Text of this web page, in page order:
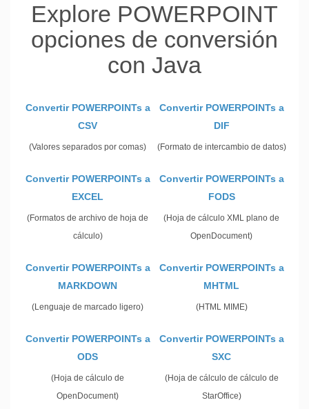
Explore POWERPOINT
opciones de conversión
con Java
Convertir POWERPOINTs a
CSV
(Valores separados por comas)
Convertir POWERPOINTs a
DIF
(Formato de intercambio de datos)
Convertir POWERPOINTs a
EXCEL
(Formatos de archivo de hoja de
cálculo)
Convertir POWERPOINTs a
FODS
(Hoja de cálculo XML plano de
OpenDocument)
Convertir POWERPOINTs a
MARKDOWN
(Lenguaje de marcado ligero)
Convertir POWERPOINTs a
MHTML
(HTML MIME)
Convertir POWERPOINTs a
ODS
(Hoja de cálculo de
OpenDocument)
Convertir POWERPOINTs a
SXC
(Hoja de cálculo de cálculo de
StarOffice)